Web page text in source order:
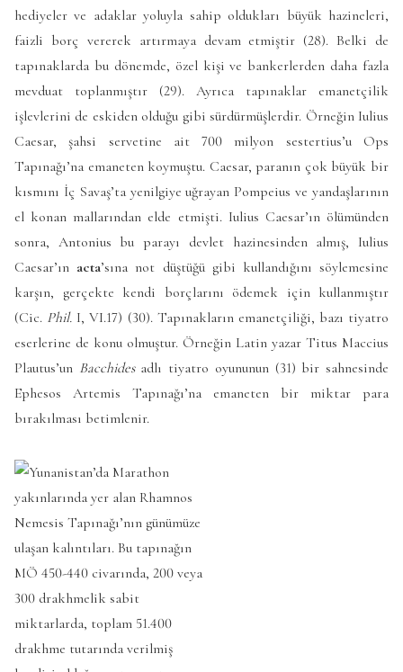
hediyeler ve adaklar yoluyla sahip oldukları büyük hazineleri,
faizli borç vererek artırmaya devam etmiştir (28). Belki de
tapınaklarda bu dönemde, özel kişi ve bankerlerden daha fazla
mevduat toplanmıştır (29). Ayrıca tapınaklar emanetçilik
işlevlerini de eskiden olduğu gibi sürdürmüşlerdir. Örneğin Iulius
Caesar, şahsi servetine ait 700 milyon sestertius’u Ops
Tapınağı’na emaneten koymuştu. Caesar, paranın çok büyük bir
kısmını İç Savaş’ta yenilgiye uğrayan Pompeius ve yandaşlarının
el konan mallarından elde etmişti. Iulius Caesar’ın ölümünden
sonra, Antonius bu parayı devlet hazinesinden almış, Iulius
Caesar’ın acta’sına not düştüğü gibi kullandığını söylemesine
karşın, gerçekte kendi borçlarını ödemek için kullanmıştır
(Cic. Phil. I, VI.17) (30). Tapınakların emanetçiliği, bazı tiyatro
eserlerine de konu olmuştur. Örneğin Latin yazar Titus Maccius
Plautus’un Bacchidesadlı tiyatro oyununun (31) bir sahnesinde
Ephesos Artemis Tapınağı’na emaneten bir miktar para
bırakılması betimlenir.